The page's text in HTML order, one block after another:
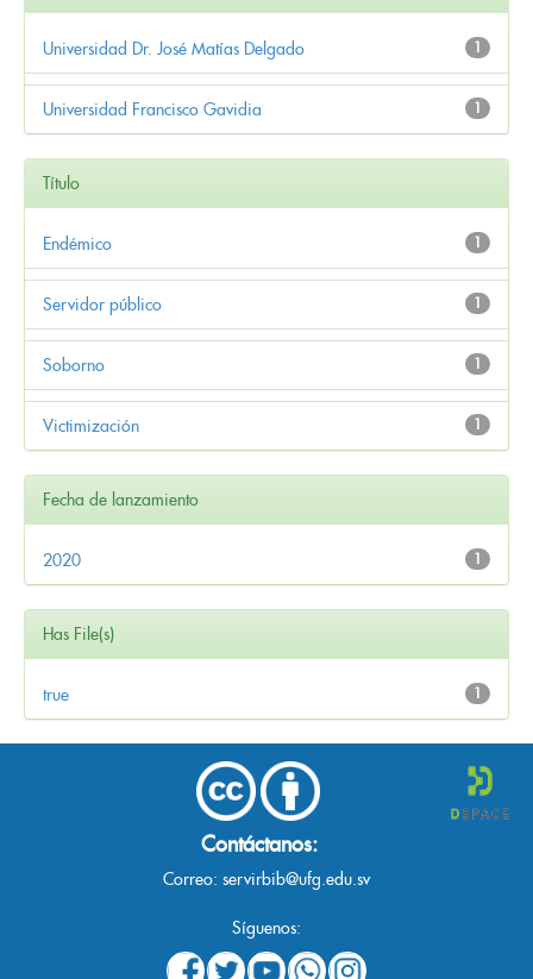
1
Universidad Dr. José Matías Delgado
1
Universidad Francisco Gavidia
Título
1
Endémico
1
Servidor público
1
Soborno
1
Victimización
Fecha de lanzamiento
1
2020
Has File(s)
1
true
Contáctanos:
Correo: servirbib@ufg.edu.sv
Síguenos: